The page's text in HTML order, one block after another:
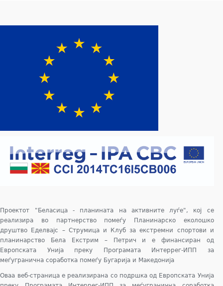
Проектот "Беласица - планината на активните луѓе", кој се
реализира во партнерство помеѓу Планинарско еколошко
друштво Еделвајс – Струмица и Клуб за екстремни спортови и
планинарство Бела Екстрим – Петрич и е финансиран од
Европската Унија преку Програмата Интеррег-ИПП за
меѓугранична соработка помеѓу Бугарија и Македонија
Оваа веб-страница е реализирана со подршка од Европската Унија